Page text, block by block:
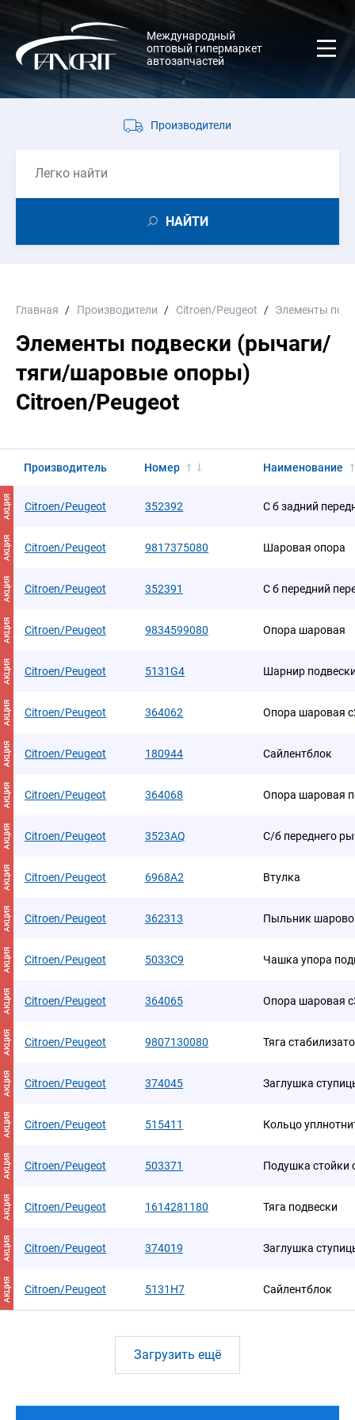
Международный
оптовый гипермаркет
автозапчастей
Производители
НАЙТИ
Главная Производители Citroen/Peugeot Элементы
Элементы подвески (рычаги/
тяги/шаровые опоры)
Citroen/Peugeot
Производитель Номер Наименование
АКЦИЯ Citroen/Peugeot 352392 С б задний
АКЦИЯ Citroen/Peugeot 9817375080 Шаровая опора
АКЦИЯ Citroen/Peugeot 352391 С б передний
АКЦИЯ Citroen/Peugeot 9834599080 Опора шаровая
АКЦИЯ Citroen/Peugeot 5131G4 Шарнир
АКЦИЯ Citroen/Peugeot 364062 Опора шаровая
АКЦИЯ Citroen/Peugeot 180944 Сайлентблок
АКЦИЯ Citroen/Peugeot 364068 Опора шаровая
АКЦИЯ Citroen/Peugeot 3523AQ С/б переднего
АКЦИЯ Citroen/Peugeot 6968A2 Втулка
АКЦИЯ Citroen/Peugeot 362313 Пыльник
АКЦИЯ Citroen/Peugeot 5033C9 Чашка упора
АКЦИЯ Citroen/Peugeot 364065 Опора шаровая
АКЦИЯ Citroen/Peugeot 9807130080 Тяга
АКЦИЯ Citroen/Peugeot 374045 Заглушка
АКЦИЯ Citroen/Peugeot 515411 Кольцо
АКЦИЯ Citroen/Peugeot 503371 Подушка стойки
АКЦИЯ Citroen/Peugeot 1614281180 Тяга подвески
АКЦИЯ Citroen/Peugeot 374019 Заглушка
АКЦИЯ Citroen/Peugeot 5131H7 Сайлентблок
Загрузить ещё